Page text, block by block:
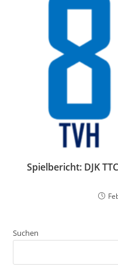
Spielbericht: DJK
Suchen